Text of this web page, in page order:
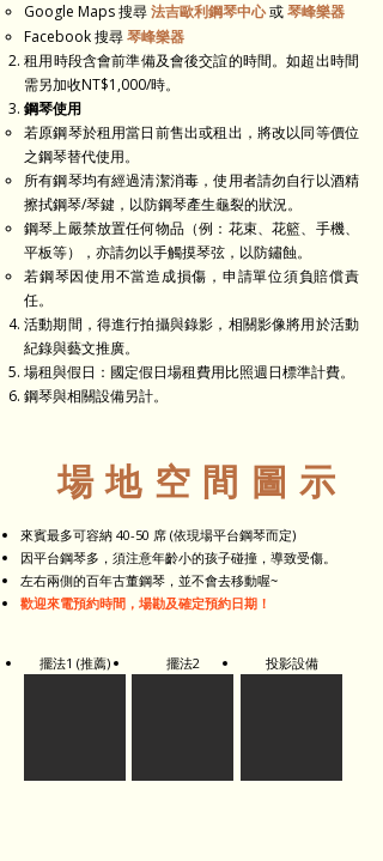
Google Maps 搜尋法吉歐利鋼琴中心或琴峰樂器
Facebook搜尋琴峰樂器
​租用時段含會前準備及會後交誼的時間。如超出時間
需另加收NT$1,000/時。
鋼琴使用
若原鋼琴於租用當日前售出或租出，將改以同等價位
之鋼琴替代使用。
所有鋼琴均有經過清潔消毒，使用者請勿自行以酒精
擦拭鋼琴/琴鍵，以防鋼琴產生龜裂的狀況。
鋼琴上嚴禁放置任何物品（例： 花束、花籃、手機、
平板等），亦請勿以手觸摸琴弦，以防鏽蝕。
若鋼琴因使用不當造成損傷，申請單位須負賠償責
任。
活動期間，得進行拍攝與錄影，相關影像將用於活動
紀錄與藝文推廣。
場租與假日：國定假日場租費用比照週日標準計費。
鋼琴與相關設備另計。
場地空間圖示
來賓最多可容納 40-50 席 (依現場平台鋼琴而定)
​因平台鋼琴多，須注意年齡小的孩子碰撞，導致受傷。
​左右兩側的百年古董鋼琴，並不會去移動喔~
歡迎來電預約時間，場勘及確定預約日期！
擺法1 (推薦) 擺法2 投影設備